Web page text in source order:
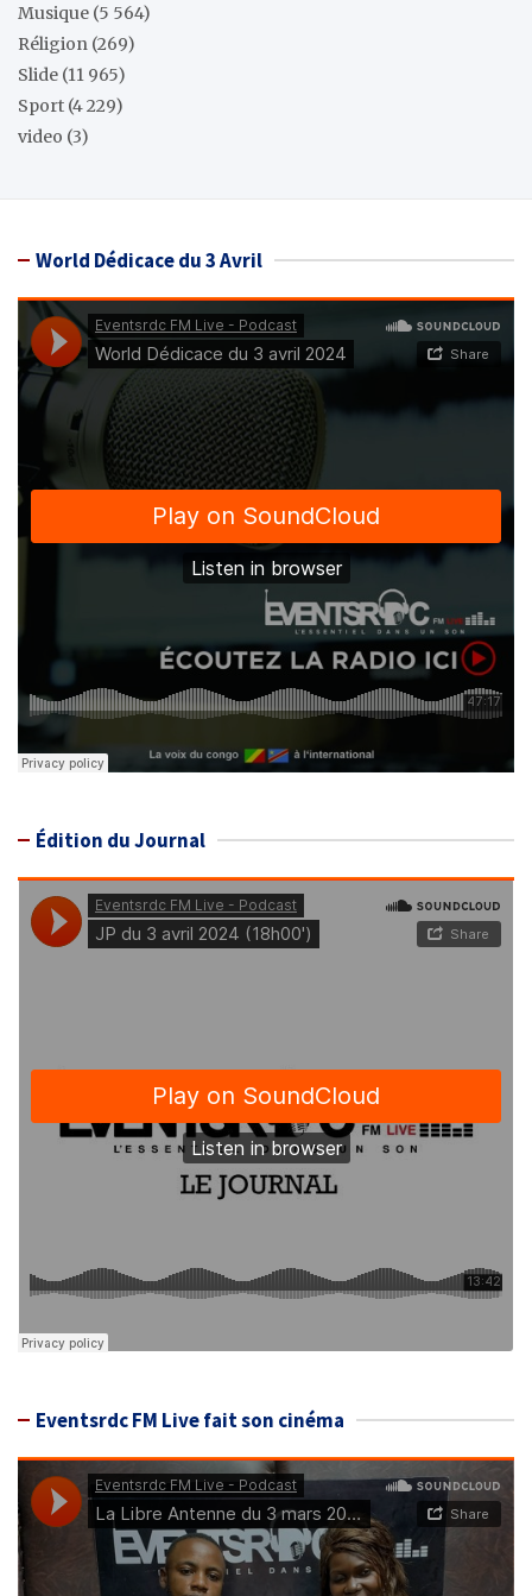
Musique (5 564)
Réligion (269)
Slide (11 965)
Sport (4 229)
video (3)
World Dédicace du 3 Avril
Édition du Journal
Eventsrdc FM Live fait son cinéma